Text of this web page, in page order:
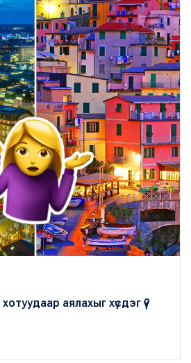
аялахыг хүсдэг үү?